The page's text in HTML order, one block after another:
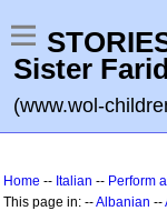
Sister
(www.wol-
Home -- Italian -- Perform
This page in: --Albanian --